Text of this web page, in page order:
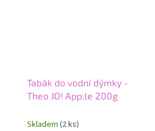
Tabák do vodní dýmky -
Theo JO! App:le 200g
Skladem (2 ks)